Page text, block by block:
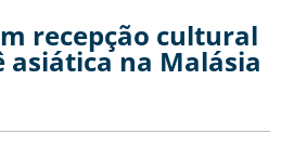
recepção cultural
na Malásia